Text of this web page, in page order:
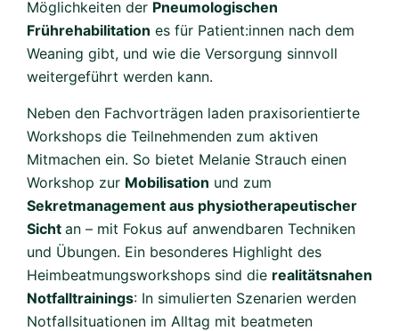
Möglichkeiten der Pneumologischen
Frührehabilitation es für Patient:innen nach dem
Weaning gibt, und wie die Versorgung sinnvoll
weitergeführt werden kann.
Neben den Fachvorträgen laden praxisorientierte
Workshops die Teilnehmenden zum aktiven
Mitmachen ein. So bietet Melanie Strauch einen
Workshop zur Mobilisation und zum
Sekretmanagement aus physiotherapeutischer
Sicht an – mit Fokus auf anwendbaren Techniken
und Übungen. Ein besonderes Highlight des
Heimbeatmungsworkshops sind die realitätsnahen
Notfalltrainings: In simulierten Szenarien werden
Notfallsituationen im Alltag mit beatmeten